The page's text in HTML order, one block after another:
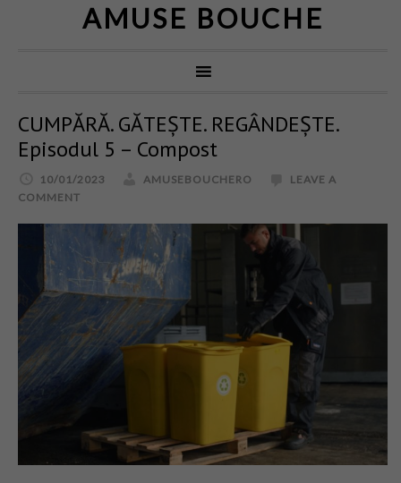
AMUSE BOUCHE
CUMPĂRĂ. GĂTEȘTE. REGÂNDEȘTE.
Episodul 5 – Compost
10/01/2023 AMUSEBOUCHERO
LEAVE A
COMMENT